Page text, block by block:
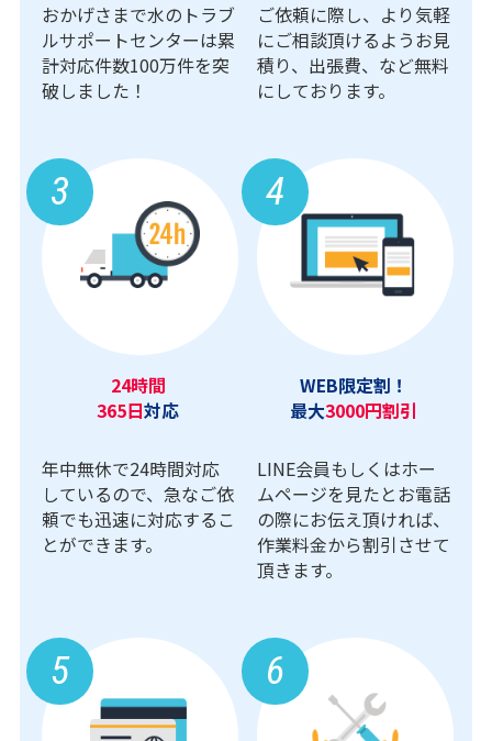
おかげさまで水のトラブ
ルサポートセンターは累
計対応件数100万件を突
破しました！
ご依頼に際し、より気軽
にご相談頂けるようお見
積り、出張費、など無料
にしております。
3
24時間
365日対応
年中無休で24時間対応
しているので、急なご依
頼でも迅速に対応するこ
とができます。
4
WEB限定割！
最大3000円割引
LINE会員もしくはホー
ムページを見たとお電話
の際にお伝え頂ければ、
作業料金から割引させて
頂きます。
5 6